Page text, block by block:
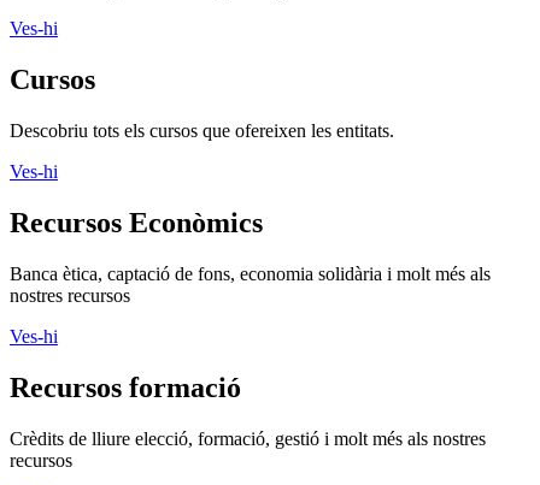
Ves-hi
Cursos
Descobriu tots els cursos que ofereixen les entitats.
Ves-hi
Recursos Econòmics
Banca ètica, captació de fons, economia solidària i molt més als
nostres recursos
Ves-hi
Recursos formació
Crèdits de lliure elecció, formació, gestió i molt més als nostres
recursos